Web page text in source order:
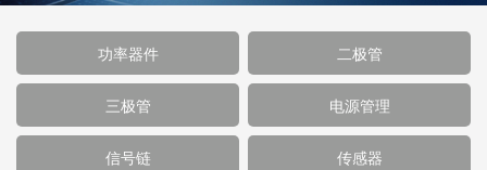
功率器件 二极管
三极管 电源管理
信号链 传感器